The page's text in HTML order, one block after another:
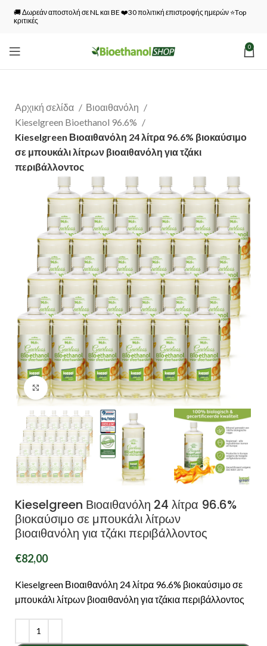
🚚 Δωρεάν αποστολή σε NL και BE ❤️30 πολιτική επιστροφής ημερών ⭐Top
κριτικές
0
Αρχική σελίδα
Βιοαιθανόλη
Kieselgreen Bioethanol 96.6%
Kieselgreen Βιοαιθανόλη 24 λίτρα 96.6% βιοκαύσιμο
σε μπουκάλι λίτρων βιοαιθανόλη για τζάκι
περιβάλλοντος
Κάντε κλικ για μεγέθυνση
Kieselgreen Βιοαιθανόλη 24 λίτρα 96.6%
βιοκαύσιμο σε μπουκάλι λίτρων
βιοαιθανόλη για τζάκι περιβάλλοντος
€82,00
Kieselgreen Βιοαιθανόλη 24 λίτρα 96.6% βιοκαύσιμο σε
μπουκάλι λίτρων βιοαιθανόλη για τζάκια περιβάλλοντος